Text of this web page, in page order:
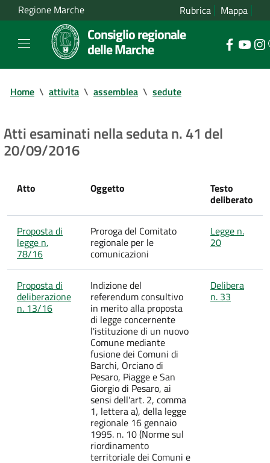
Regione Marche Rubrica Mappa
Consiglio regionale
delle Marche
Home \ attivita \ assemblea \ sedute
Atti esaminati nella seduta n. 41 del
20/09/2016
Atto Oggetto Testo
deliberato
Proposta di
legge n.
78/16
Proroga del Comitato
regionale per le
comunicazioni
Legge n.
20
Proposta di
deliberazione
n. 13/16
Indizione del
referendum consultivo
in merito alla proposta
di legge concernente
l'istituzione di un nuovo
Comune mediante
fusione dei Comuni di
Barchi, Orciano di
Pesaro, Piagge e San
Giorgio di Pesaro, ai
sensi dell'art. 2, comma
1, lettera a), della legge
regionale 16 gennaio
1995. n. 10 (Norme sul
riordinamento
territoriale dei Comuni e
Delibera
n. 33